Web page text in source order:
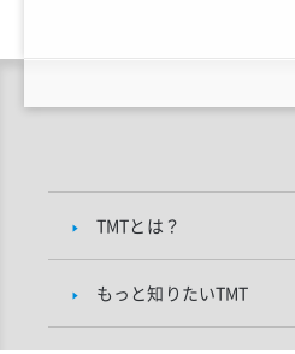
TMTとは？
もっと知りたいTMT